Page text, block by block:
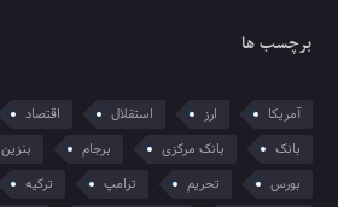
برچسب ها
آمریکا ارز استقلال اقتصاد
بانک
بانک مرکزی برجام بنزین
بورس
تحریم ترامپ ترکیه